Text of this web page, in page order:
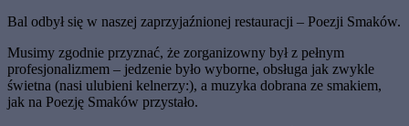
Bal odbył się w naszej zaprzyjaźnionej restauracji – Poezji Smaków.
Musimy zgodnie przyznać, że zorganizowny był z pełnym
profesjonalizmem – jedzenie było wyborne, obsługa jak zwykle
świetna (nasi ulubieni kelnerzy:), a muzyka dobrana ze smakiem,
jak na Poezję Smaków przystało.